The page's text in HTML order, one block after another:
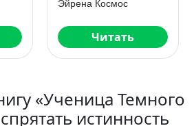
Эйрена Космос
Читать
«Ученица Темного
истинность